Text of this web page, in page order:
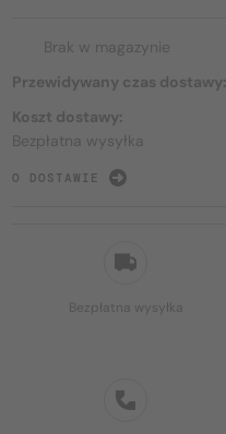
Bezpłatna wysyłka
Brak w magazynie
Przewidywany czas dostawy:
Koszt dostawy:
Bezpłatna wysyłka
O DOSTAWIE